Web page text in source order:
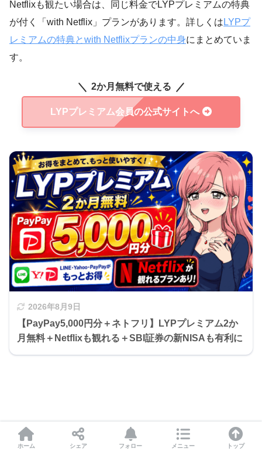
Netflixも観たい場合は、同じ料金でLYPプレミアムの特典
が付く「with Netflix」プランがあります。詳しくは LYPプ
レミアムの特典とwith Netflixプランの中身にまとめていま
す。
2か月無料で使える
LYPプレミアム会員の公式サイトへ
2026年8月9日
【PayPay5,000円分＋ネトフリ】LYPプレミアム2か
月無料＋Netflixも観れる＋SBI証券の新NISAも有利に
⚠️ 注意事項まとめ
ホーム シェア フォロー メニュー トップ